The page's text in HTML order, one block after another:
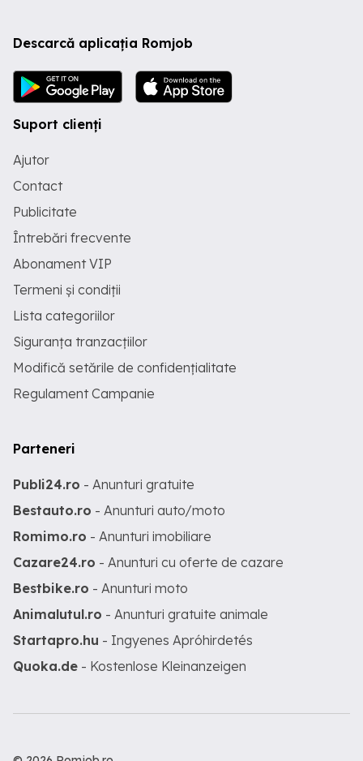
Descarcă aplicația Romjob
Suport clienți
Ajutor
Contact
Publicitate
Întrebări frecvente
Abonament VIP
Termeni și condiții
Lista categoriilor
Siguranța tranzacțiilor
Modifică setările de confidențialitate
Regulament Campanie
Parteneri
Publi24.ro - Anunturi gratuite
Bestauto.ro - Anunturi auto/moto
Romimo.ro - Anunturi imobiliare
Cazare24.ro - Anunturi cu oferte de cazare
Bestbike.ro - Anunturi moto
Animalutul.ro - Anunturi gratuite animale
Startapro.hu - Ingyenes Apróhirdetés
Quoka.de - Kostenlose Kleinanzeigen